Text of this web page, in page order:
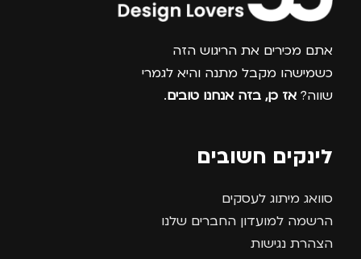
צרפו אותי למועדון
אתם מכירים את הריגוש הזה
כשמישהו מקבל מתנה והיא לגמרי
שווה? אז כן, בזה אנחנו טובים.
לינקים חשובים
סוואג מיתוג לעסקים
הרשמה למועדון החברים שלנו
הצהרת נגישות